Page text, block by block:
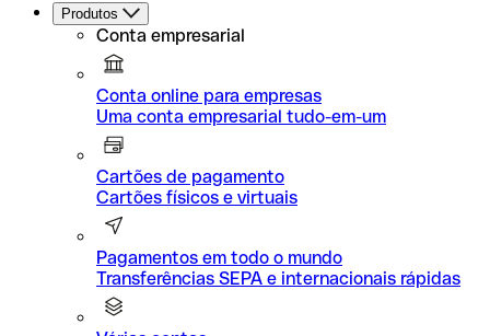
Produtos
Conta empresarial
Conta online para empresas
Uma conta empresarial tudo-em-um
Cartões de pagamento
Cartões físicos e virtuais
Pagamentos em todo o mundo
Transferências SEPA e internacionais rápidas